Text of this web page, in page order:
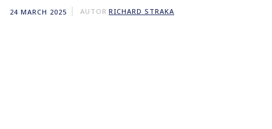
24 MARCH 2025 AUTOR RICHARD STRAKA